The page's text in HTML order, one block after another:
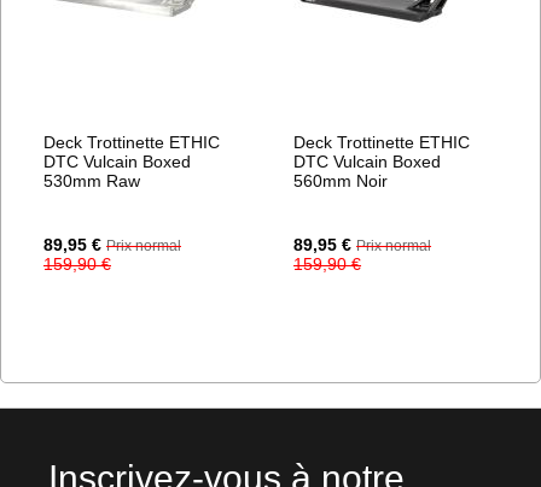
Deck Trottinette ETHIC
DTC Vulcain Boxed
530mm Raw
Prix
Spécial
89,95 € Prix normal
159,90 €
Deck Trottinette ETHIC
DTC Vulcain Boxed
560mm Noir
Prix
Spécial
89,95 € Prix normal
159,90 €
Inscrivez-vous à notre